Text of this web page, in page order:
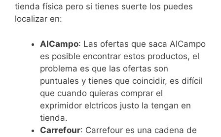
tienda física pero si tienes suerte los puedes
localizar en:
AlCampo: Las ofertas que saca AlCampo
es posible encontrar estos productos, el
problema es que las ofertas son
puntuales y tienes que coincidir, es difícil
que cuando quieras comprar el
exprimidor elctricos justo la tengan en
tienda.
Carrefour: Carrefour es una cadena de